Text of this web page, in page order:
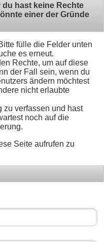
hast keine Rechte
einer der Gründe
fülle die Felder unten
es erneut.
Rechte, um auf diese
der Fall sein, wenn du
ändern möchtest
nicht erlaubte
zu verfassen und hast
noch auf die
Seite aufrufen zu